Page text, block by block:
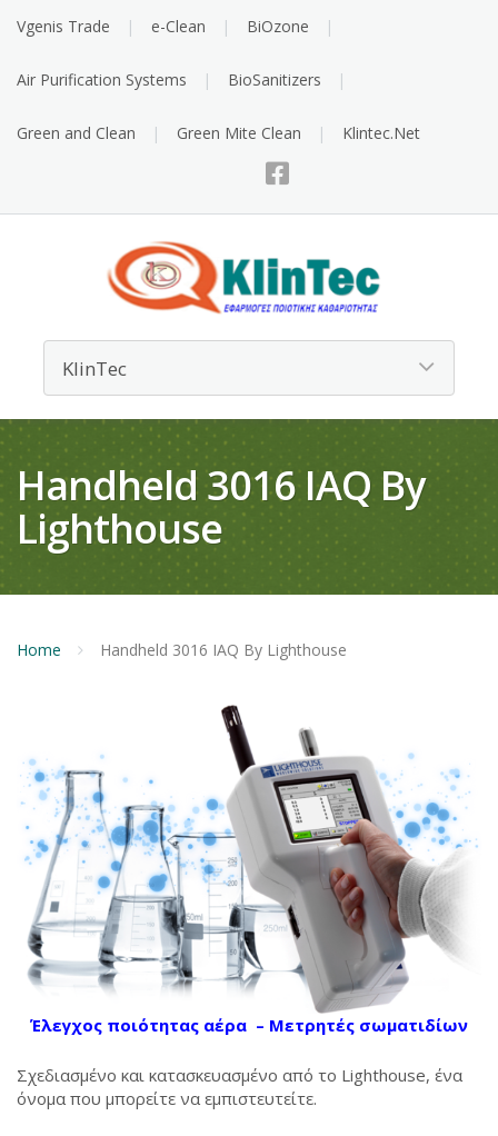
Vgenis Trade e-Clean BiOzone
Air Purification Systems BioSanitizers
Green and Clean Green Mite Clean Klintec.Net
Handheld 3016 IAQ By
Lighthouse
Home Handheld 3016 IAQ By Lighthouse
Έλεγχος ποιότητας αέρα – Μετρητές σωματιδίων
Σχεδιασμένο και κατασκευασμένο από το Lighthouse, ένα
όνομα που μπορείτε να εμπιστευτείτε.